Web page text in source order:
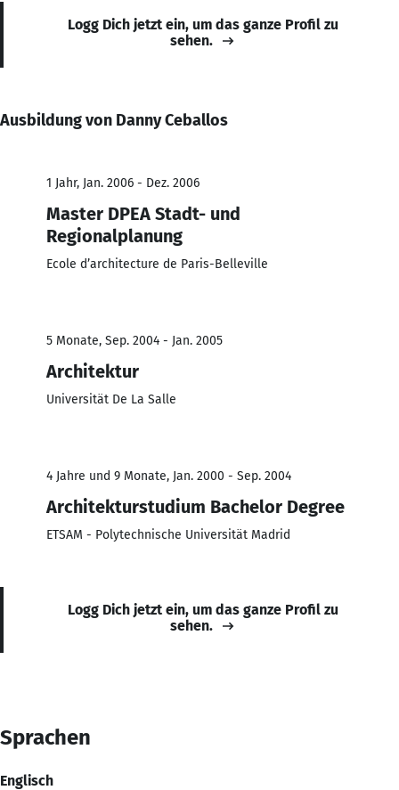
Logg Dich jetzt ein, um das ganze Profil zu
sehen.
Ausbildung von Danny Ceballos
1 Jahr, Jan. 2006 - Dez. 2006
Master DPEA Stadt- und
Regionalplanung
Ecole d’architecture de Paris-Belleville
5 Monate, Sep. 2004 - Jan. 2005
Architektur
Universität De La Salle
4 Jahre und 9 Monate, Jan. 2000 - Sep. 2004
Architekturstudium Bachelor Degree
ETSAM - Polytechnische Universität Madrid
Logg Dich jetzt ein, um das ganze Profil zu
sehen.
Sprachen
Englisch